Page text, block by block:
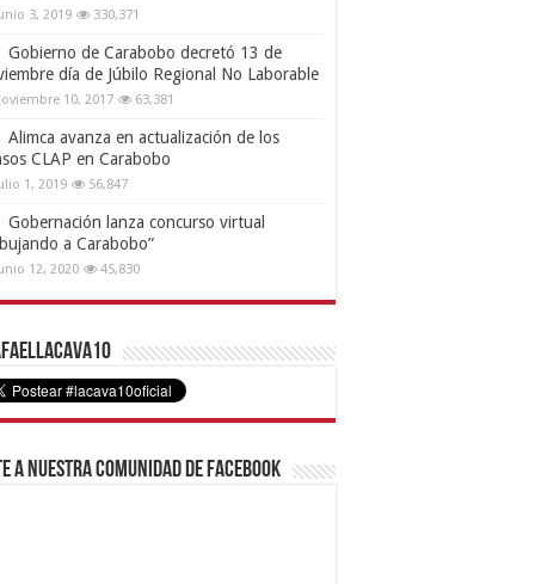
3, 2019 330,371
Gobierno de Carabobo decretó 13 de
día de Júbilo Regional No Laborable
10, 2017 63,381
Alimca avanza en actualización de los
CLAP en Carabobo
1, 2019 56,847
Gobernación lanza concurso virtual
a Carabobo”
12, 2020 45,830
a nuestra comunidad de Facebook